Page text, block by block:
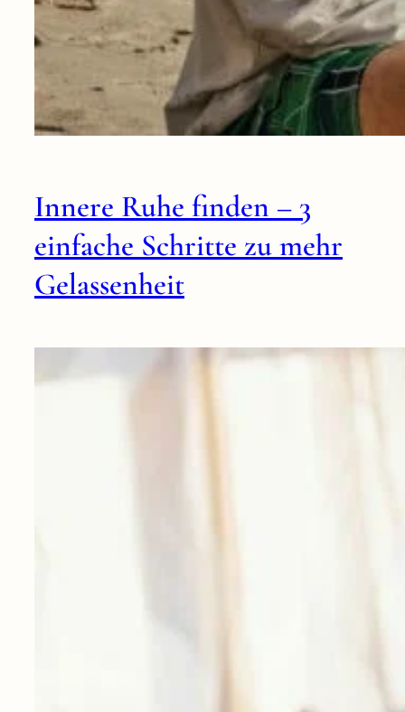
Innere Ruhe finden – 3
einfache Schritte zu mehr
Gelassenheit